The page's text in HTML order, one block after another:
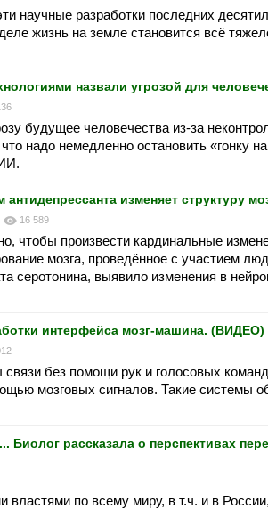
научные разработки последних
жизнь на земле становится всё
назвали угрозой для
будущее человечества из-за
надо немедленно остановить «гонку
изменяет структуру
16 589
чтобы произвести кардинальные
мозга, проведённое с участием
серотонина, выявило изменения в
интерфейса мозг-машина. (ВИДЕО)
без помощи рук и голосовых
мозговых сигналов. Такие системы
рассказала о перспективах
властями по всему миру, в т.ч. и в